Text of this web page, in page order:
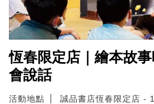
恆春限定店｜繪本故
會說話
活動地點
誠品書店恆春限定店 -